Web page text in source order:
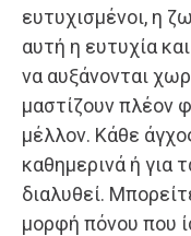
ευτυχισμένοι, η
αυτή η ευτυχία
να αυξάνονται
μαστίζουν πλέον
μέλλον. Κάθε
καθημερινά ή για
διαλυθεί.
μορφή πόνου που